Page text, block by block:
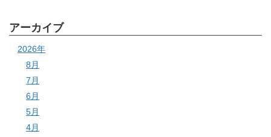
アーカイブ
2026年
8月
7月
6月
5月
4月